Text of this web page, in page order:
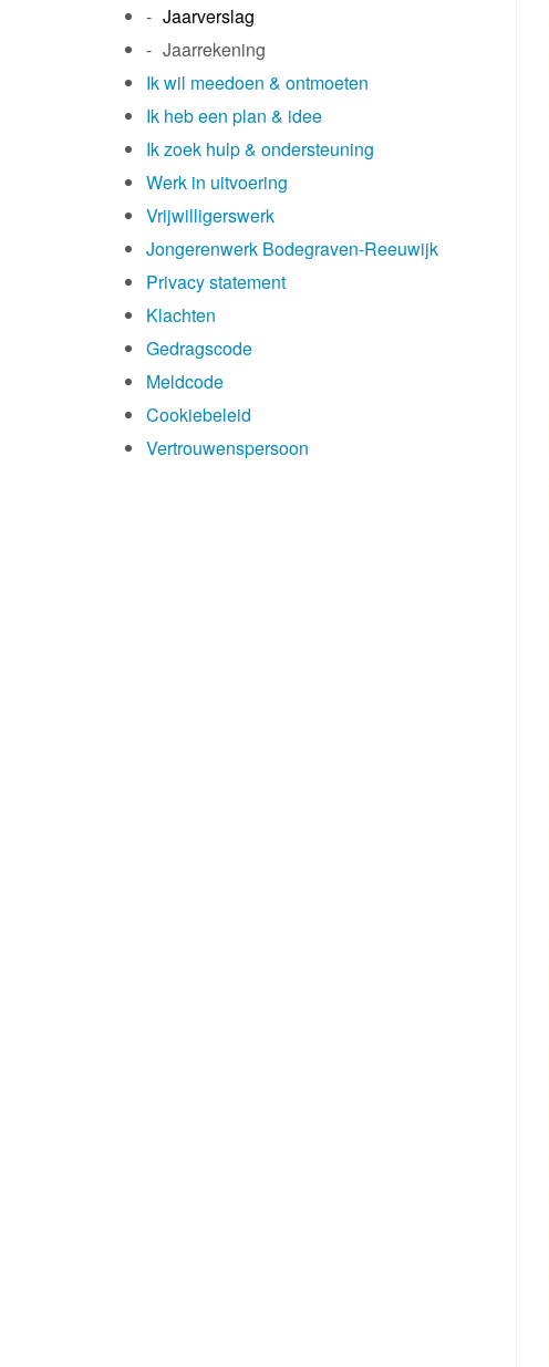
Jaarverslag
Jaarrekening
Ik wil meedoen & ontmoeten
Ik heb een plan & idee
Ik zoek hulp & ondersteuning
Werk in uitvoering
Vrijwilligerswerk
Jongerenwerk Bodegraven-Reeuwijk
Privacy statement
Klachten
Gedragscode
Meldcode
Cookiebeleid
Vertrouwenspersoon